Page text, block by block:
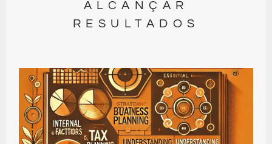
ALCANÇAR
RESULTADOS